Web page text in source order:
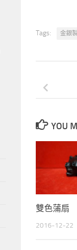
Tags: 金銀
YOU
雙色蒲扇
2016-12-22